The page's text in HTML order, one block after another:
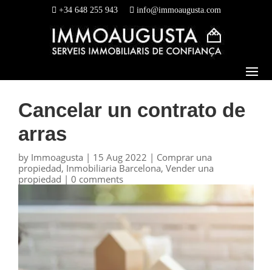
+34 648 255 943 info@immoaugusta.com
Cancelar un contrato de
arras
by Immoagusta | 15 Aug 2022 | Comprar una
propiedad, Inmobiliaria Barcelona, Vender una
propiedad | 0 comments